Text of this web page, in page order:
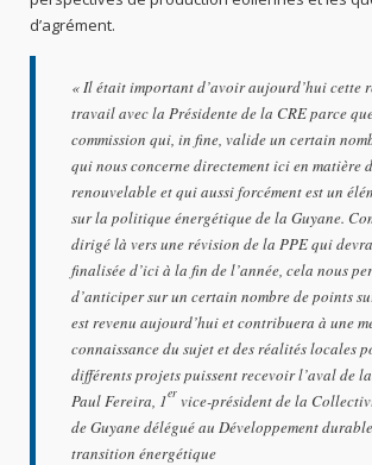
d’agrément.
« Il était important d’avoir aujourd’hui cette
travail avec la Présidente de la CRE parce
commission qui, in fine, valide un certain
qui nous concerne directement ici en matière
renouvelable et qui aussi forcément est un
sur la politique énergétique de la Guyane.
dirigé là vers une révision de la PPE qui
finalisée d’ici à la fin de l’année, cela nous
d’anticiper sur un certain nombre de points
est revenu aujourd’hui et contribuera à une
connaissance du sujet et des réalités locales
différents projets puissent recevoir l’aval de
Paul Fereira, 1er vice-président de la
de Guyane délégué au Développement
transition énergétique